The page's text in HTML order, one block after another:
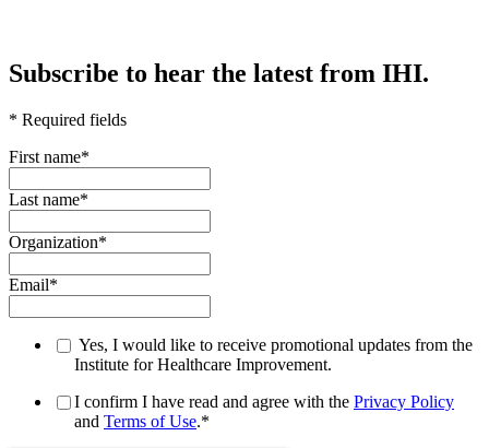
Subscribe to hear the latest from IHI.
* Required fields
First name*
Last name*
Organization*
Email*
Yes, I would like to receive promotional updates from the
Institute for Healthcare Improvement.
I confirm I have read and agree with the Privacy Policy
and Terms of Use.*